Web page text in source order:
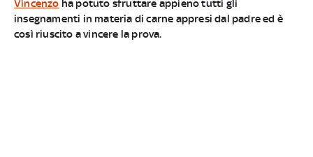
Vincenzo ha potuto sfruttare appieno tutti gli
insegnamenti in materia di carne appresi dal padre ed è
così riuscito a vincere la prova.